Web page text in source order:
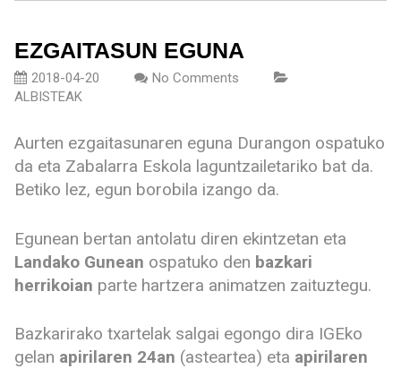
EZGAITASUN EGUNA
2018-04-20
No Comments
ALBISTEAK
Aurten ezgaitasunaren eguna Durangon ospatuko
da eta Zabalarra Eskola laguntzailetariko bat da.
Betiko lez, egun borobila izango da.
Egunean bertan antolatu diren ekintzetan eta
Landako Gunean ospatuko den bazkari
herrikoian parte hartzera animatzen zaituztegu.
Bazkarirako txartelak salgai egongo dira IGEko
gelan apirilaren 24an (asteartea) eta apirilaren